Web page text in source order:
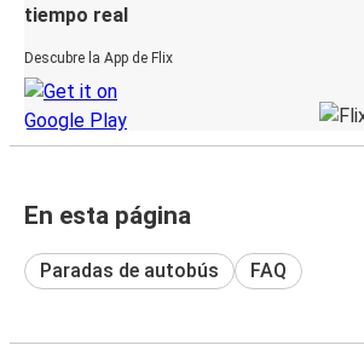
tiempo real
Descubre la App de Flix
En esta página
Paradas de autobús FAQ